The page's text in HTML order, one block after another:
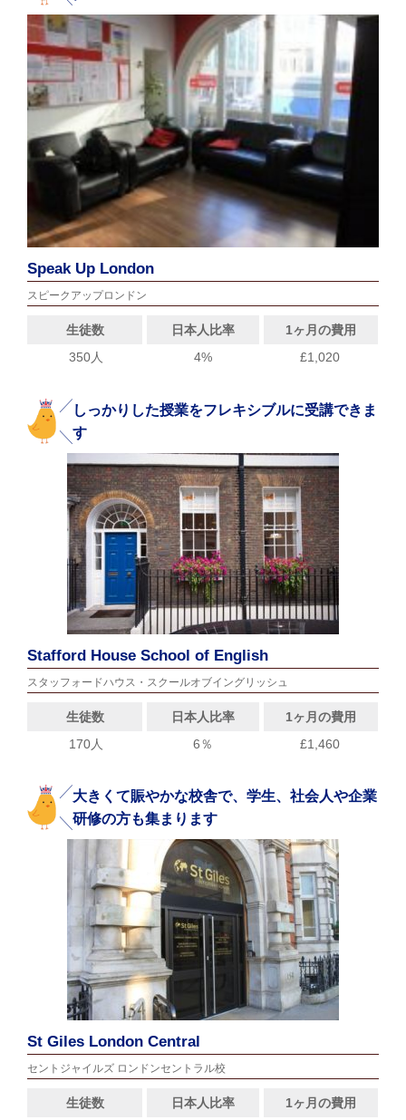
Speak Up London
スピークアップロンドン
生徒数 日本人比率
1ヶ月の費用
350人
4% £1,020
しっかりした授業をフレキシブルに受講できま
す
Stafford House School of English
スタッフォードハウス・スクールオブイングリッシュ
生徒数 日本人比率
1ヶ月の費用
170人
6％ £1,460
大きくて賑やかな校舎で、学生、社会人や企業
研修の方も集まります
St Giles London Central
セントジャイルズ ロンドンセントラル校
生徒数 日本人比率
1ヶ月の費用